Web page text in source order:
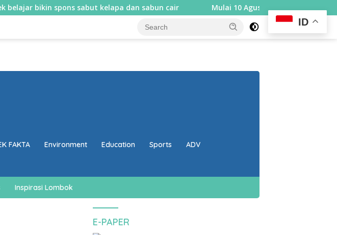
sabut kelapa dan sabun cair Mulai 10 Agustus, Rembiga berlakukan sistem
FAKTA Environment Education Sports ADV
Inspirasi Lombok
E-PAPER
ID